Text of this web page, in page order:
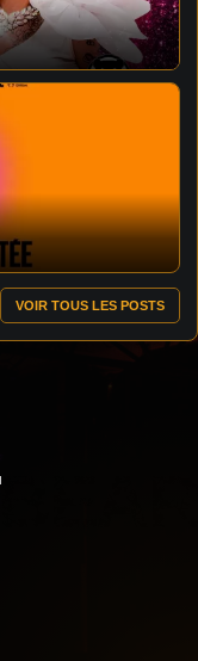
VOIR TOUS LES POSTS